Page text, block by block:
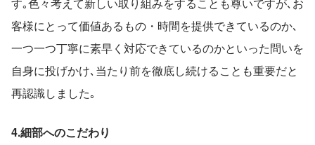
客様にとって価値あるもの・時間を提供できているのか､
一つ一つ丁寧に素早く対応できているのかといった問いを
自身に投げかけ､当たり前を徹底し続けることも重要だと
再認識しました｡
4.細部へのこだわり